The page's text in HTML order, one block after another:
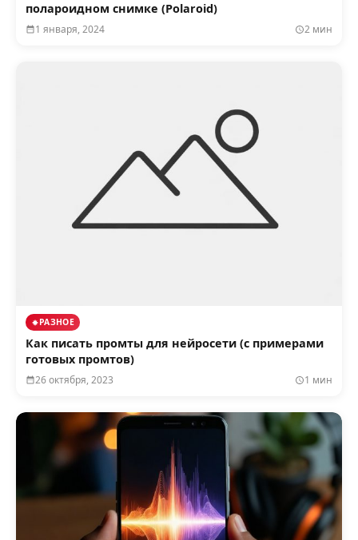
полароидном снимке (Polaroid)
1 января, 2024 2 мин
РАЗНОЕ
Как писать промты для нейросети (с примерами
готовых промтов)
26 октября, 2023 1 мин